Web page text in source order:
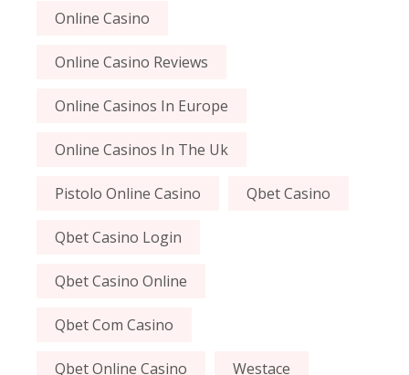
Online Casino
Online Casino Reviews
Online Casinos In Europe
Online Casinos In The Uk
Pistolo Online Casino Qbet Casino
Qbet Casino Login
Qbet Casino Online
Qbet Com Casino
Qbet Online Casino Westace